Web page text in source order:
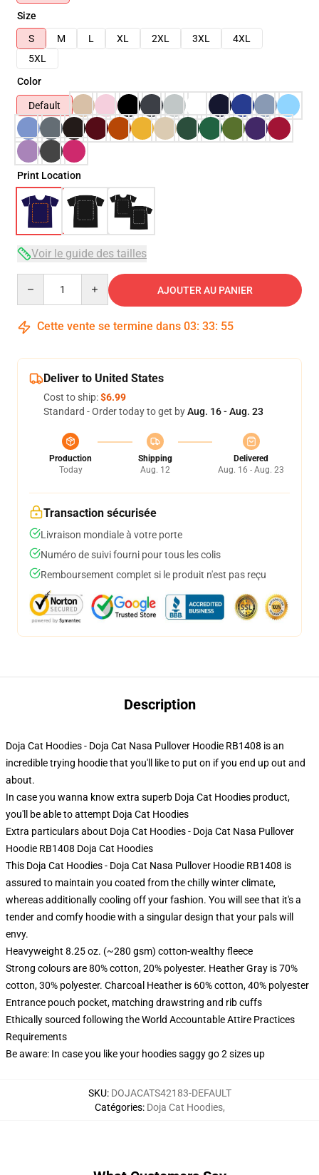
Size
S
M L XL 2XL 3XL
4XL
5XL
Color
Default
Print Location
Voir le guide des tailles
AJOUTER AU PANIER
Cette vente se termine dans 03: 33: 54
Deliver to United States
Cost to ship:$6.99
Standard - Order today to get byAug. 16 - Aug. 23
Production
Today
Shipping
Aug. 12
Delivered
Aug. 16 - Aug. 23
Transaction sécurisée
Livraison mondiale à votre porte
Numéro de suivi fourni pour tous les colis
Remboursement complet si le produit n'est pas reçu
Description
Doja Cat Hoodies - Doja Cat Nasa Pullover Hoodie RB1408 is an
incredible trying hoodie that you'll like to put on if you end up out and
about.
In case you wanna know extra superb Doja Cat Hoodies product,
you'll be able to attempt Doja Cat Hoodies
Extra particulars about Doja Cat Hoodies - Doja Cat Nasa Pullover
Hoodie RB1408 Doja Cat Hoodies
This Doja Cat Hoodies - Doja Cat Nasa Pullover Hoodie RB1408 is
assured to maintain you coated from the chilly winter climate,
whereas additionally cooling off your fashion. You will see that it's a
tender and comfy hoodie with a singular design that your pals will
envy.
Heavyweight 8.25 oz. (~280 gsm) cotton-wealthy fleece
Strong colours are 80% cotton, 20% polyester. Heather Gray is 70%
cotton, 30% polyester. Charcoal Heather is 60% cotton, 40% polyester
Entrance pouch pocket, matching drawstring and rib cuffs
Ethically sourced following the World Accountable Attire Practices
Requirements
Be aware: In case you like your hoodies saggy go 2 sizes up
SKU: DOJACATS42183-DEFAULT
Catégories: Doja Cat Hoodies,